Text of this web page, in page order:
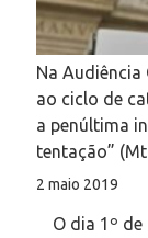
Na Audiência
ao ciclo de
a penúltima
tentação”
2 maio 2019
O dia 1º